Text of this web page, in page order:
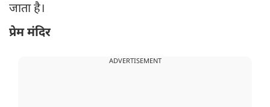
जाता है।
प्रेम मंदिर
ADVERTISEMENT